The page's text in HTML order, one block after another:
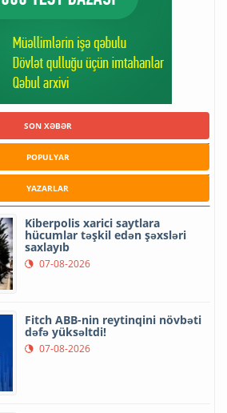
SON XƏBƏR
POPULYAR
YAZARLAR
Kiberpolis xarici saytlara
hücumlar təşkil edən şəxsləri
saxlayıb
07-08-2026
Fitch ABB-nin reytinqini növbəti
dəfə yüksəltdi!
07-08-2026